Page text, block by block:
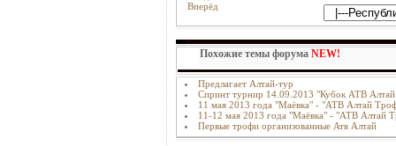
Вперёд
Похожие темы форума NEW!
Предлагает Алтай-тур
Спринт турнир 14.09.2013 "Кубок АТВ Алтай
11 мая 2013 года "Маёвка" - "АТВ Алтай
11-12 мая 2013 года "Маёвка" - "АТВ Алтай
Первые трофи организованные Атв Алтай